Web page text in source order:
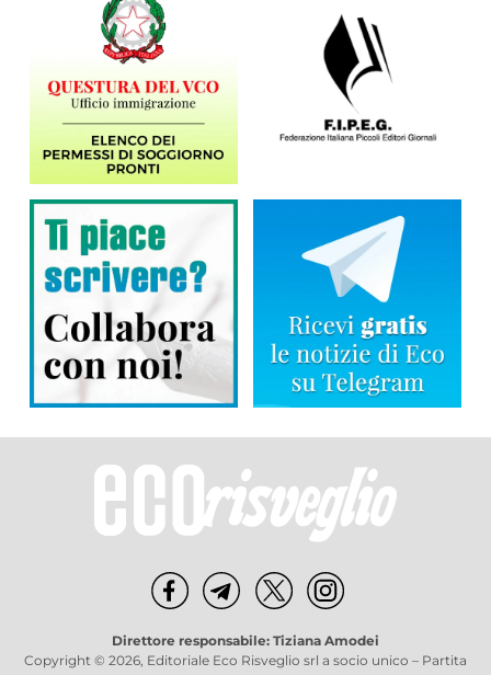
Direttore responsabile: Tiziana Amodei
Copyright © 2026, Editoriale Eco Risveglio srl a socio unico – Partita